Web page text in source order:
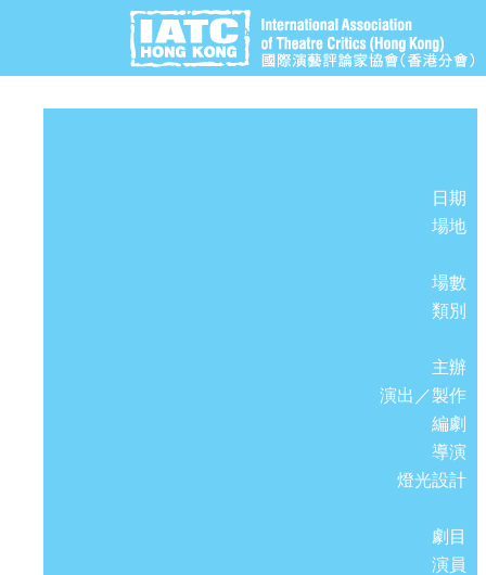
日期
場地
場數
類別
主辦
演出／製作
編劇
導演
燈光設計
劇目
演員